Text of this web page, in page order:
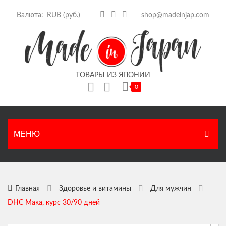
Валюта: shop@madeinjap.com
ТОВАРЫ ИЗ ЯПОНИИ
0
МЕНЮ
ГЛАВНАЯ
КАТАЛОГ
Японские продукты
Главная Здоровье и витамины
Для мужчин
DHC Мака, курс 30/90 дней